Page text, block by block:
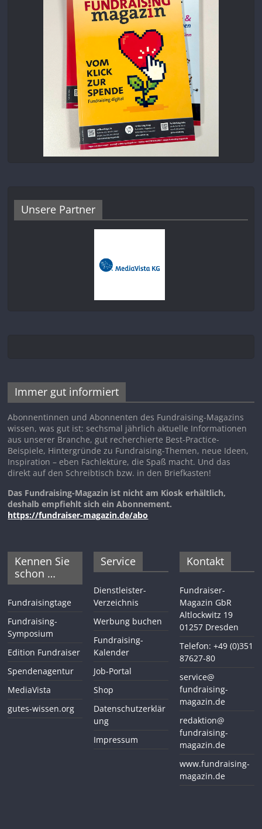
Unsere Partner
Immer gut informiert
Abonnentinnen und Abonnenten des Fundraising-Magazins
wissen, was gut ist: sechsmal jährlich aktuelle Informationen
aus unserer Branche, gut recherchierte Best-Practice-
Beispiele, Hintergründe zu Fundraising-Themen, neue Ideen,
Inspiration – eben Fachlektüre, die Spaß macht. Und das
direkt auf den Schreibtisch bzw. in den Briefkasten!
Das Fundraising-Magazin ist nicht am Kiosk erhältlich,
deshalb empfiehlt sich ein Abonnement.
https://fundraiser-magazin.de/abo
Kennen Sie
schon …
Fundraisingtage
Fundraising-
Symposium
Edition Fundraiser
Spendenagentur
MediaVista
gutes-wissen.org
Service
Dienstleister-
Verzeichnis
Werbung buchen
Fundraising-
Kalender
Job-Portal
Shop
Datenschutzerklär
ung
Impressum
Kontakt
Fundraiser-
Magazin GbR
Altlockwitz 19
01257 Dresden
Telefon: +49 (0)351
87627-80
service@
fundraising-
magazin.de
redaktion@
fundraising-
magazin.de
www.fundraising-
magazin.de